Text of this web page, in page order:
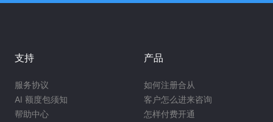
支持
服务协议
AI 额度包须知
帮助中心
产品
如何注册合从
客户怎么进来咨询
怎样付费开通